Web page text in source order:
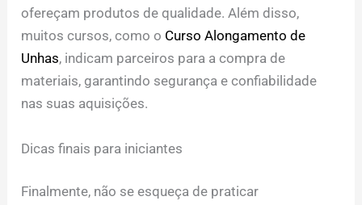
ofereçam produtos de qualidade. Além disso,
muitos cursos, como o Curso Alongamento de
Unhas, indicam parceiros para a compra de
materiais, garantindo segurança e confiabilidade
nas suas aquisições.
Dicas finais para iniciantes
Finalmente, não se esqueça de praticar